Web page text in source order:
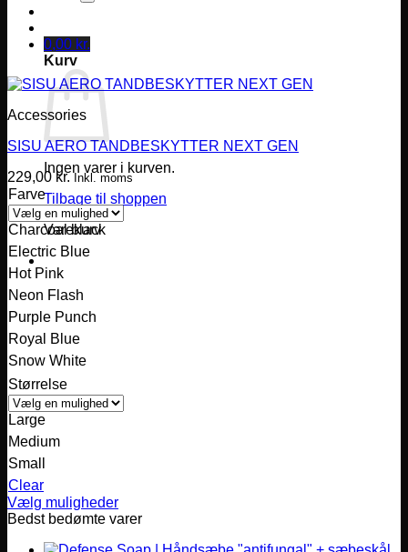
0,00 kr.
Kurv
Ingen varer i kurven.
Tilbage til shoppen
Varekurv
Accessories
SISU AERO TANDBESKYTTER NEXT GEN
229,00kr. Inkl. moms
Farve
Charcoal black
Electric Blue
Hot Pink
Neon Flash
Purple Punch
Royal Blue
Snow White
Størrelse
Large
Medium
Small
Clear
Vælg muligheder
Dette
Bedst bedømte varer